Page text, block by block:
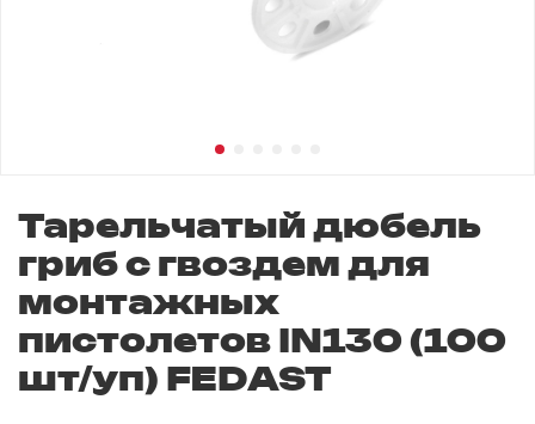
Тарельчатый дюбель
гриб с гвоздем для
монтажных
пистолетов IN130 (100
шт/уп) FEDAST